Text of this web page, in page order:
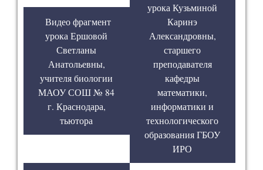
Видео фрагмент
урока Ершовой
Светланы
Анатольевны,
учителя биологии
МАОУ СОШ № 84
г. Краснодара,
тьютора
урока Кузьминой
Каринэ
Александровны,
старшего
преподавателя
кафедры
математики,
информатики и
технологического
образования ГБОУ
ИРО